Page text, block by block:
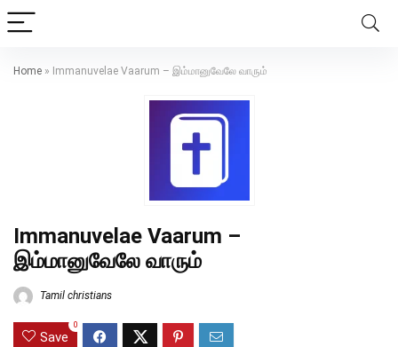
Home » Immanuvelae Vaarum – இம்மானுவேலே வாரும்
Immanuvelae Vaarum –
இம்மானுவேலே வாரும்
Tamil christians
Save
0